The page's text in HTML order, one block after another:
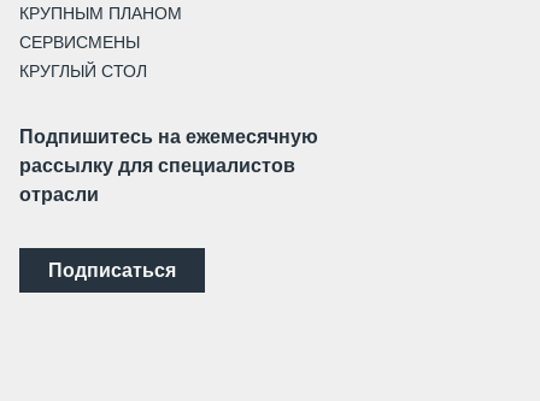
КРУПНЫМ ПЛАНОМ
СЕРВИСМЕНЫ
КРУГЛЫЙ СТОЛ
Подпишитесь на ежемесячную
рассылку для специалистов
отрасли
Подписаться